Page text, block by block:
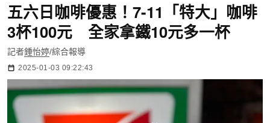
五六日咖啡優惠！7-11「特大」咖啡
3杯100元 全家拿鐵10元多一杯
記者鍾怡婷/綜合報導
2025-01-03 09:22:43